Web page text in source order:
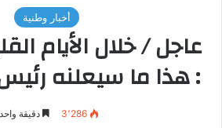
أخبار وطنية
عاجل ‏/ ‏خلال ‏الأيام
‏: ‏هذا ‏ما ‏سيعلنه
3٬286 دقيقة